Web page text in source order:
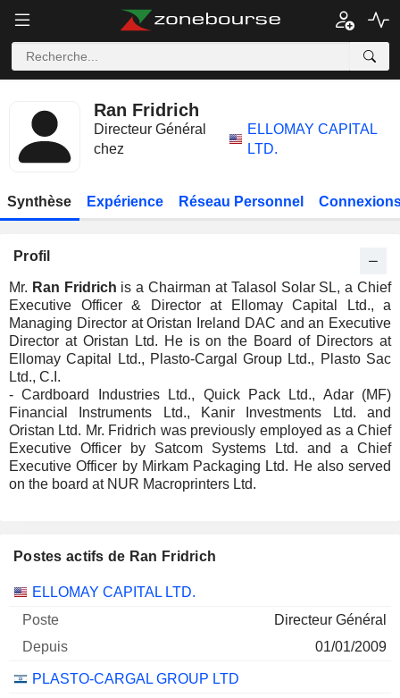
Ran Fridrich
Directeur Général
chez
ELLOMAY CAPITAL
LTD.
Synthèse Expérience Réseau Personnel
Profil
Mr. Ran Fridrich is a Chairman at Talasol Solar SL, a Chief
Executive Officer & Director at Ellomay Capital Ltd., a
Managing Director at Oristan Ireland DAC and an Executive
Director at Oristan Ltd. He is on the Board of Directors at
Ellomay Capital Ltd., Plasto-Cargal Group Ltd., Plasto Sac
Ltd., C.I.
- Cardboard Industries Ltd., Quick Pack Ltd., Adar (MF)
Financial Instruments Ltd., Kanir Investments Ltd. and
Oristan Ltd. Mr. Fridrich was previously employed as a Chief
Executive Officer by Satcom Systems Ltd. and a Chief
Executive Officer by Mirkam Packaging Ltd. He also served
on the board at NUR Macroprinters Ltd.
Postes actifs de Ran Fridrich
Sociétés Poste Début
ELLOMAY CAPITAL LTD.
Directeur Général
01/01/2009
PLASTO-CARGAL GROUP LTD